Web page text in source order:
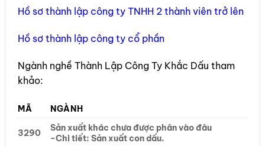
Hồ sơ thành lập công ty TNHH 2 thành viên trở lên
Hồ sơ thành lập công ty cổ phần
Ngành nghề Thành Lập Công Ty Khắc Dấu tham
khảo:
MÃ NGÀNH
3290
Sản xuất khác chưa được phân vào đâu
-Chi tiết: Sản xuất con dấu.